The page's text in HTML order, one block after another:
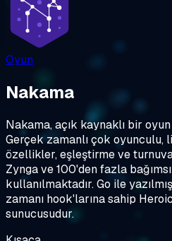
Oyun
Nakama
Nakama, açık kaynaklı bir
Gerçek zamanlı çok oyunculu,
özellikler, eşleştirme ve
Zynga ve 100'den fazla
kullanılmaktadır. Go ile
zamanı hook'larına sahip
sunucusudur.